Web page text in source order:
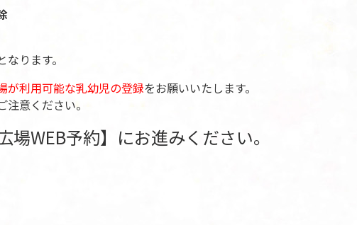
ります。
が利用可能な乳幼児の登録をお願いいたします。
注意ください。
場WEB予約】にお進みください。